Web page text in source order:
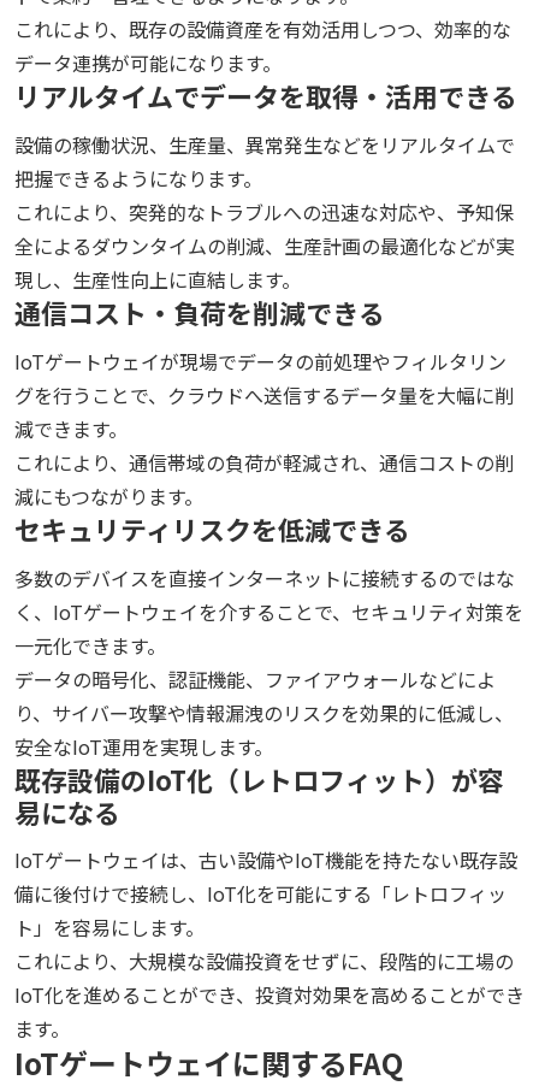
これにより、既存の設備資産を有効活用しつつ、効率的な
データ連携が可能になります。
リアルタイムでデータを取得・活用できる
設備の稼働状況、生産量、異常発生などをリアルタイムで
把握できるようになります。
これにより、突発的なトラブルへの迅速な対応や、予知保
全によるダウンタイムの削減、生産計画の最適化などが実
現し、生産性向上に直結します。
通信コスト・負荷を削減できる
IoTゲートウェイが現場でデータの前処理やフィルタリン
グを行うことで、クラウドへ送信するデータ量を大幅に削
減できます。
これにより、通信帯域の負荷が軽減され、通信コストの削
減にもつながります。
セキュリティリスクを低減できる
多数のデバイスを直接インターネットに接続するのではな
く、IoTゲートウェイを介することで、セキュリティ対策を
一元化できます。
データの暗号化、認証機能、ファイアウォールなどによ
り、サイバー攻撃や情報漏洩のリスクを効果的に低減し、
安全なIoT運用を実現します。
既存設備のIoT化（レトロフィット）が容
易になる
IoTゲートウェイは、古い設備やIoT機能を持たない既存設
備に後付けで接続し、IoT化を可能にする「レトロフィッ
ト」を容易にします。
これにより、大規模な設備投資をせずに、段階的に工場の
IoT化を進めることができ、投資対効果を高めることができ
ます。
IoTゲートウェイに関するFAQ